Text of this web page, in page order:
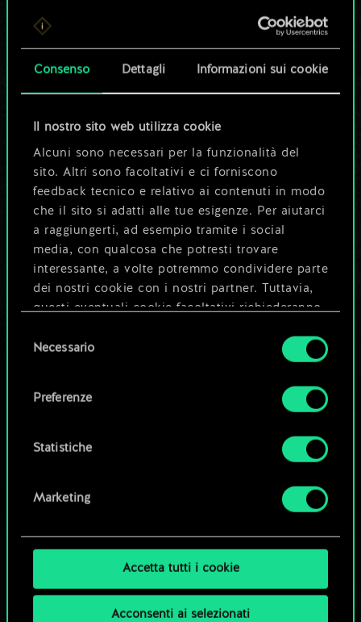
Consenso Dettagli Informazioni sui cookie
Il nostro sito web utilizza cookie
Alcuni sono necessari per la funzionalità del
sito. Altri sono facoltativi e ci forniscono
feedback tecnico e relativo ai contenuti in modo
che il sito si adatti alle tue esigenze. Per aiutarci
a raggiungerti, ad esempio tramite i social
media, con qualcosa che potresti trovare
interessante, a volte potremmo condividere parte
dei nostri cookie con i nostri partner. Tuttavia,
questi eventuali cookie facoltativi richiederanno
Tutti i dettagli su come utilizziamo i cookie e su
disponibili nel menu "Impostazioni" qui sotto.
delNecessario
Preferenze
Statistiche
Marketing
Accetta tutti i cookie
Acconsenti ai selezionati
Per ora, è solo un
set di carte
condiviso.
Ma può diventare
molto altro!
Dai un nome al mazzo e crea una
guida
Modifica mazzo
Esplora i mazzi della community